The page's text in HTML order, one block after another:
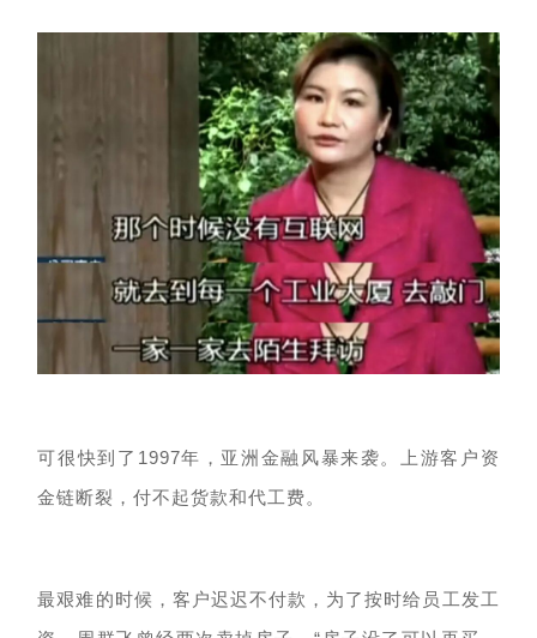
可很快到了 1997年 ，亚洲 金融风暴来袭。上游客户 资
金链断裂，付不起货款和代工费。
最艰难的时候，客户迟迟不付款，为了按时给员工发工